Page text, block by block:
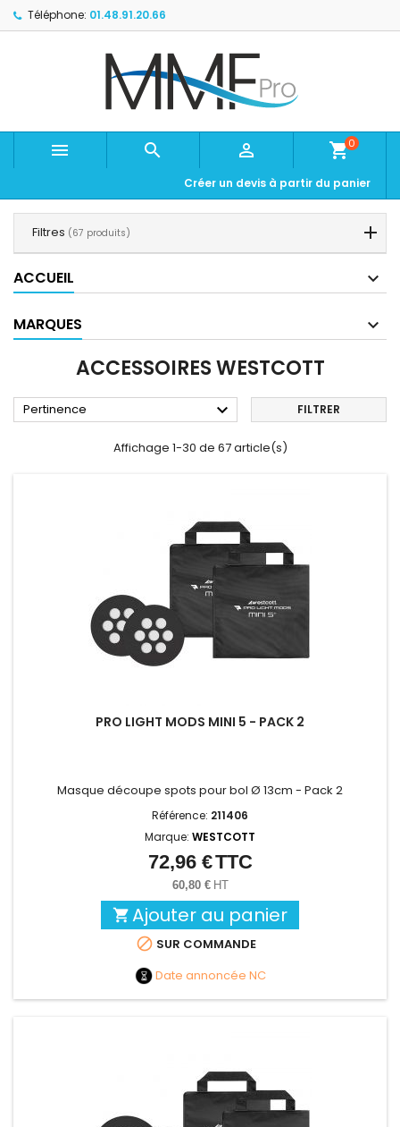
Téléphone: 01.48.91.20.66
   shopping_cart0
Créer un devis à partir du panier
Filtres (67 produits)
ACCUEIL
MARQUES
ACCESSOIRES WESTCOTT
Pertinence  FILTRER
Affichage 1-30 de 67 article(s)
PRO LIGHT MODS MINI 5 - PACK 2
Masque découpe spots pour bol Ø 13cm - Pack 2
Référence: 211406
Marque: WESTCOTT
Prix
72,96 €TTC
60,80 € HT
 Ajouter au panier
 SUR COMMANDE
Date annoncée NC